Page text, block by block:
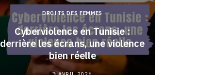
DROITS DES FEMMES
Cyberviolence en Tunisie :
derrière les écrans, une violence
bien réelle